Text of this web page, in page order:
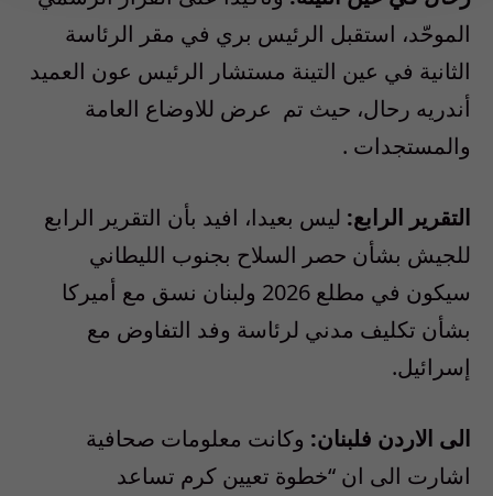
الموحّد، استقبل الرئيس بري في مقر الرئاسة
الثانية في عين التينة مستشار الرئيس عون العميد
أندريه رحال، حيث تم عرض للاوضاع العامة
والمستجدات .
التقرير الرابع: ليس بعيدا، افيد بأن التقرير الرابع
للجيش بشأن حصر السلاح بجنوب الليطاني
سيكون في مطلع 2026 ولبنان نسق مع أميركا
بشأن تكليف مدني لرئاسة وفد التفاوض مع
إسرائيل.
الى الاردن فلبنان: وكانت معلومات صحافية
اشارت الى ان “خطوة تعيين كرم تساعد